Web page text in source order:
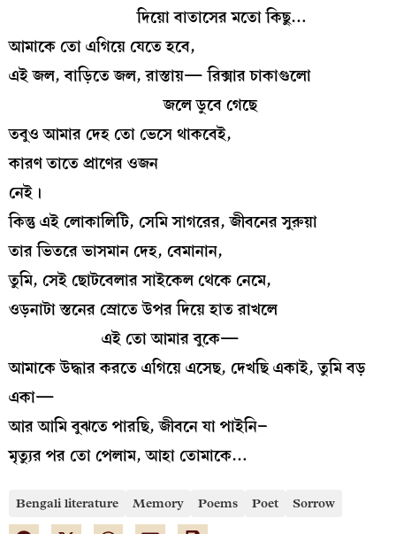
দিয়ো বাতাসের মতো কিছু…
আমাকে তো এগিয়ে যেতে হবে,
এই জল, বাড়িতে জল, রাস্তায়— রিক্সার চাকাগুলো
জলে ডুবে গেছে
তবুও আমার দেহ তো ভেসে থাকবেই,
কারণ তাতে প্রাণের ওজন
নেই।
কিন্তু এই লোকালিটি, সেমি সাগরের, জীবনের সুরুয়া
তার ভিতরে ভাসমান দেহ, বেমানান,
তুমি, সেই ছোটবেলার সাইকেল থেকে নেমে,
ওড়নাটা স্তনের স্রোতে উপর দিয়ে হাত রাখলে
এই তো আমার বুকে—
আমাকে উদ্ধার করতে এগিয়ে এসেছ, দেখছি একাই, তুমি বড়
একা—
আর আমি বুঝতে পারছি, জীবনে যা পাইনি–
মৃত্যুর পর তো পেলাম, আহা তোমাকে…
Bengali literature Memory Poems Poet Sorrow